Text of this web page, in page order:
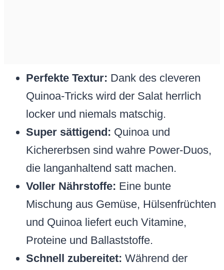
Perfekte Textur: Dank des cleveren
Quinoa-Tricks wird der Salat herrlich
locker und niemals matschig.
Super sättigend: Quinoa und
Kichererbsen sind wahre Power-Duos,
die langanhaltend satt machen.
Voller Nährstoffe: Eine bunte
Mischung aus Gemüse, Hülsenfrüchten
und Quinoa liefert euch Vitamine,
Proteine und Ballaststoffe.
Schnell zubereitet: Während der